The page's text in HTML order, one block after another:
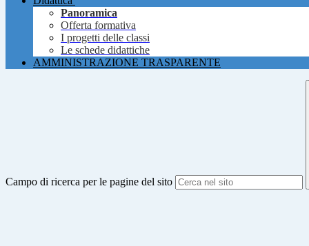
Panoramica
Offerta formativa
I progetti delle classi
Le schede didattiche
AMMINISTRAZIONE TRASPARENTE
Campo di ricerca per le pagine del sito